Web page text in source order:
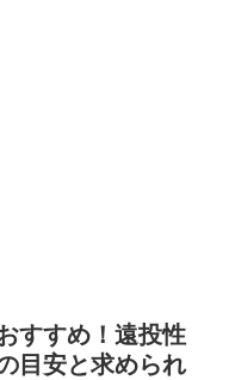
すすめ！遠投性
目安と求められ